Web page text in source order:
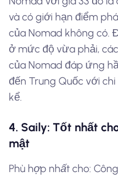
và có giới hạn điểm
của Nomad không có.
ở mức độ vừa phải,
của Nomad đáp ứng
đến Trung Quốc với
kể.
4. Saily: Tốt nhất
mật
Phù hợp nhất cho: